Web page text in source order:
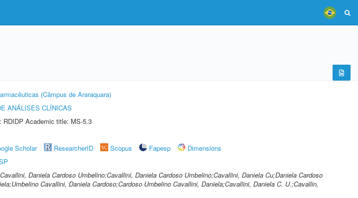
(Câmpus de Araraquara)
ANÁLISES CLÍNICAS
RDIDP Academic title: MS-5.3
Scholar ResearcherID Scopus Fapesp
Dimensions
Daniela Cardoso Umbelino;Cavallini, Daniela Cardoso Umbelino;Cavallini, Daniela Cu;Daniela Cardoso
Cavallini, Daniela Cardoso;Cardoso Umbelino Cavallini, Daniela;Cavallini, Daniela C. U.;Cavallin,